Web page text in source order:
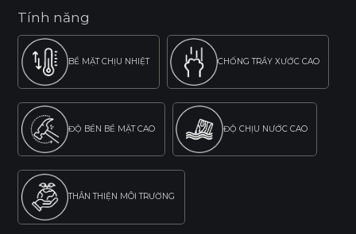
Tính năng
BỀ MẶT CHỊU NHIỆT CHỐNG TRẦY XƯỚC CAO
ĐỘ BỀN BỀ MẶT CAO ĐỘ CHỊU NƯỚC CAO
THÂN THIỆN MÔI TRƯỜNG